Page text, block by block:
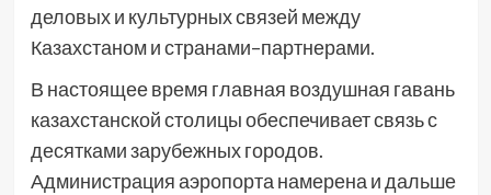
деловых и культурных связей между
Казахстаном и странами–партнерами.
В настоящее время главная воздушная гавань
казахстанской столицы обеспечивает связь с
десятками зарубежных городов.
Администрация аэропорта намерена и дальше